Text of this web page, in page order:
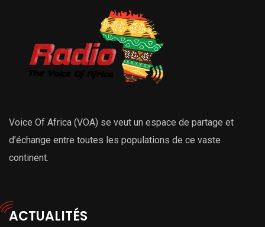
Voice Of Africa (VOA) se veut un espace de partage et
d’échange entre toutes les populations de ce vaste
continent.
ACTUALITÉS